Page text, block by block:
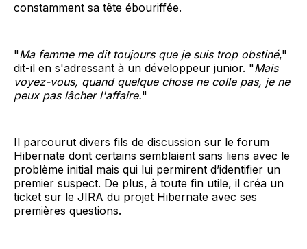
constamment sa tête ébouriffée.
"Ma femme me dit toujours que je suis trop obstiné,"
dit-il en s'adressant à un développeur junior. "Mais
voyez-vous, quand quelque chose ne colle pas, je ne
peux pas lâcher l'affaire."
Il parcourut divers fils de discussion sur le forum
Hibernate dont certains semblaient sans liens avec le
problème initial mais qui lui permirent d’identifier un
premier suspect. De plus, à toute fin utile, il créa un
ticket sur le JIRA du projet Hibernate avec ses
premières questions.